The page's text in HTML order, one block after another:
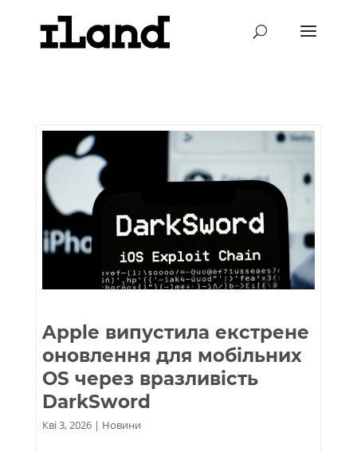
Apple випустила екстрене
оновлення для мобільних
OS через вразливість
DarkSword
Кві 3, 2026| Новини